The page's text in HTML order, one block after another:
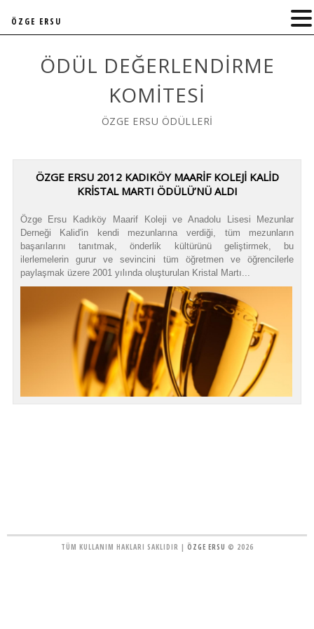
ÖDÜL DEĞERLENDIRME
KOMITESI
ÖZGE ERSU ÖDÜLLERİ
ÖZGE ERSU 2012 KADIKÖY MAARİF KOLEJİ KALİD
KRİSTAL MARTI ÖDÜLÜ’NÜ ALDI
Özge Ersu Kadıköy Maarif Koleji ve Anadolu Lisesi Mezunlar
Derneği Kalid'in kendi mezunlarına verdiği, tüm mezunların
başarılarını tanıtmak, önderlik kültürünü geliştirmek, bu
ilerlemelerin gurur ve sevincini tüm öğretmen ve öğrencilerle
paylaşmak üzere 2001 yılında oluşturulan Kristal Martı...
TÜM KULLANIM HAKLARI SAKLIDIR | ÖZGE ERSU © 2026
ÖZGE ERSU